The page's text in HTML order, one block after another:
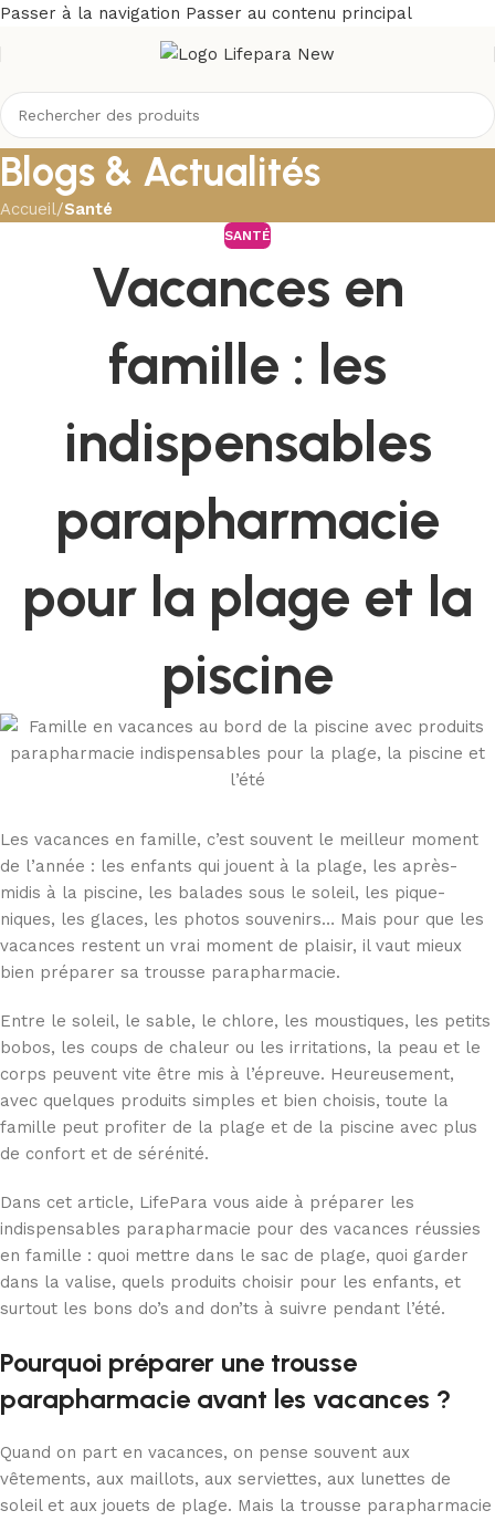
Passer à la navigation Passer au contenu principal
Blogs & Actualités
Accueil/Santé
SANTÉ
Vacances en
famille : les
indispensables
parapharmacie
pour la plage et la
piscine
Les vacances en famille, c’est souvent le meilleur moment
de l’année : les enfants qui jouent à la plage, les après-
midis à la piscine, les balades sous le soleil, les pique-
niques, les glaces, les photos souvenirs… Mais pour que les
vacances restent un vrai moment de plaisir, il vaut mieux
bien préparer sa trousse parapharmacie.
Entre le soleil, le sable, le chlore, les moustiques, les petits
bobos, les coups de chaleur ou les irritations, la peau et le
corps peuvent vite être mis à l’épreuve. Heureusement,
avec quelques produits simples et bien choisis, toute la
famille peut profiter de la plage et de la piscine avec plus
de confort et de sérénité.
Dans cet article, LifePara vous aide à préparer les
indispensables parapharmacie pour des vacances réussies
en famille : quoi mettre dans le sac de plage, quoi garder
dans la valise, quels produits choisir pour les enfants, et
surtout les bons do’s and don’ts à suivre pendant l’été.
Pourquoi préparer une trousse
parapharmacie avant les vacances ?
Quand on part en vacances, on pense souvent aux
vêtements, aux maillots, aux serviettes, aux lunettes de
soleil et aux jouets de plage. Mais la trousse parapharmacie